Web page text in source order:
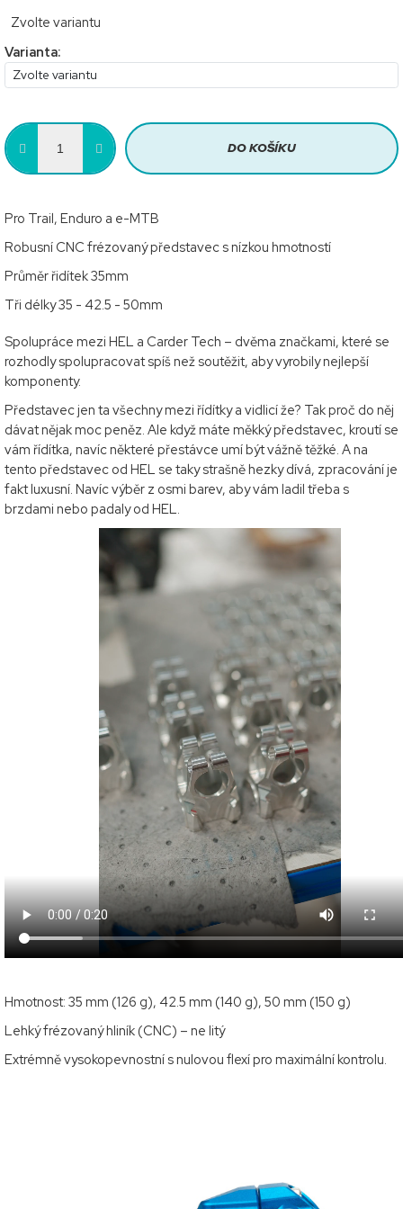
cena:
Zvolte variantu
Varianta:
DO KOŠÍKU
Pro Trail, Enduro a e-MTB
Robusní CNC frézovaný představec s nízkou hmotností
Průměr řidítek 35mm
Tři délky 35 - 42.5 - 50mm
Spolupráce mezi HEL a Carder Tech – dvěma značkami, které se
rozhodly spolupracovat spíš než soutěžit, aby vyrobily nejlepší
komponenty.
Představec jen ta všechny mezi řídítky a vidlicí že? Tak proč do něj
dávat nějak moc peněz. Ale když máte měkký představec, kroutí se
vám řídítka, navíc některé přestávce umí být vážně těžké. A na
tento představec od HEL se taky strašně hezky dívá, zpracování je
fakt luxusní. Navíc výběr z osmi barev, aby vám ladil třeba s
brzdami nebo padaly od HEL.
Hmotnost: 35 mm (126 g), 42.5 mm (140 g), 50 mm (150 g)
Lehký frézovaný hliník (CNC) – ne litý
Extrémně vysokopevnostní s nulovou flexí pro maximální kontrolu.